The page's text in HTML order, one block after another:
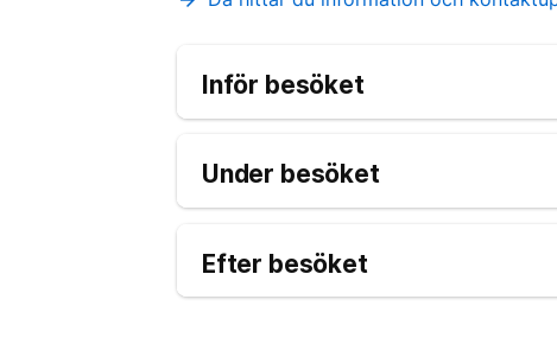
Inför besöket
Under besöket
Efter besöket